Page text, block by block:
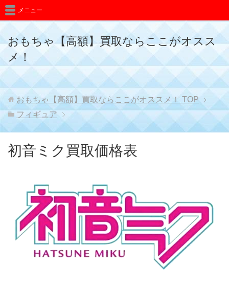
おもちゃ【高額】買取ならここがオスス
メ！
メニュー
おもちゃ【高額】買取ならここがオススメ！ TOP
フィギュア
初音ミク買取価格表